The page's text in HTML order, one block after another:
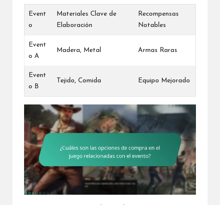
Event
o
Materiales Clave de
Elaboración
Recompensas
Notables
Event
o A
Madera, Metal Armas Raras
Event
o B
Tejido, Comida Equipo Mejorado